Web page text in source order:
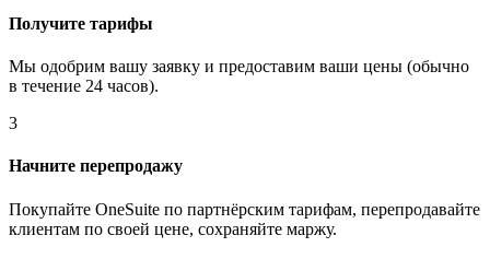
Получите тарифы
Мы одобрим вашу заявку и предоставим ваши цены (обычно
в течение 24 часов).
3
Начните перепродажу
Покупайте OneSuite по партнёрским тарифам, перепродавайте
клиентам по своей цене, сохраняйте маржу.